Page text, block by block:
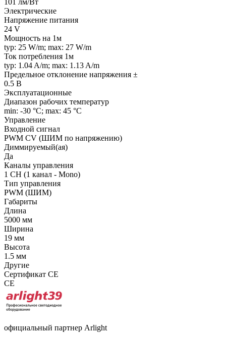
101 лм/Вт
Электрические
Напряжение питания
24 V
Мощность на 1м
typ: 25 W/m; max: 27 W/m
Ток потребления 1м
typ: 1.04 A/m; max: 1.13 A/m
Предельное отклонение напряжения ±
0.5 В
Эксплуатационные
Диапазон рабочих температур
min: -30 °C; max: 45 °C
Управление
Входной сигнал
PWM СV (ШИМ по напряжению)
Диммируемый(ая)
Да
Каналы управления
1 CH (1 канал - Mono)
Тип управления
PWM (ШИМ)
Габариты
Длина
5000 мм
Ширина
19 мм
Высота
1.5 мм
Другие
Сертификат CE
CE
официальный партнер Arlight